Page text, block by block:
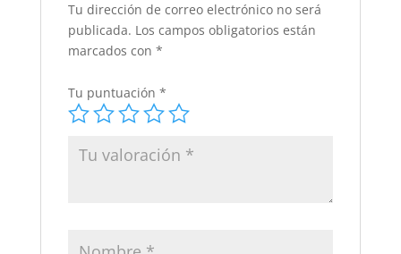
Tu dirección de correo electrónico no será
publicada. Los campos obligatorios están
marcados con *
Tu puntuación *